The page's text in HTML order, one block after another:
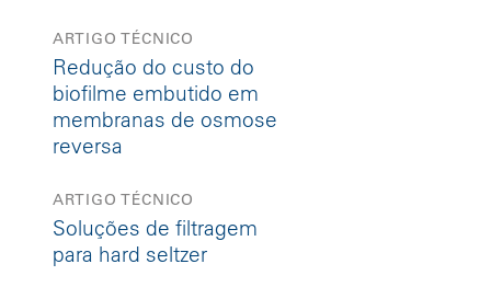
ARTIGO TÉCNICO
Redução do custo do
biofilme embutido em
membranas de osmose
reversa
ARTIGO TÉCNICO
Soluções de filtragem
para hard seltzer